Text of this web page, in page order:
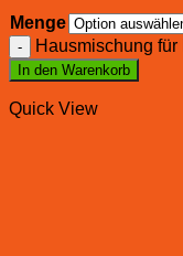
Menge
Hausmischung
In den Warenkorb
Quick View